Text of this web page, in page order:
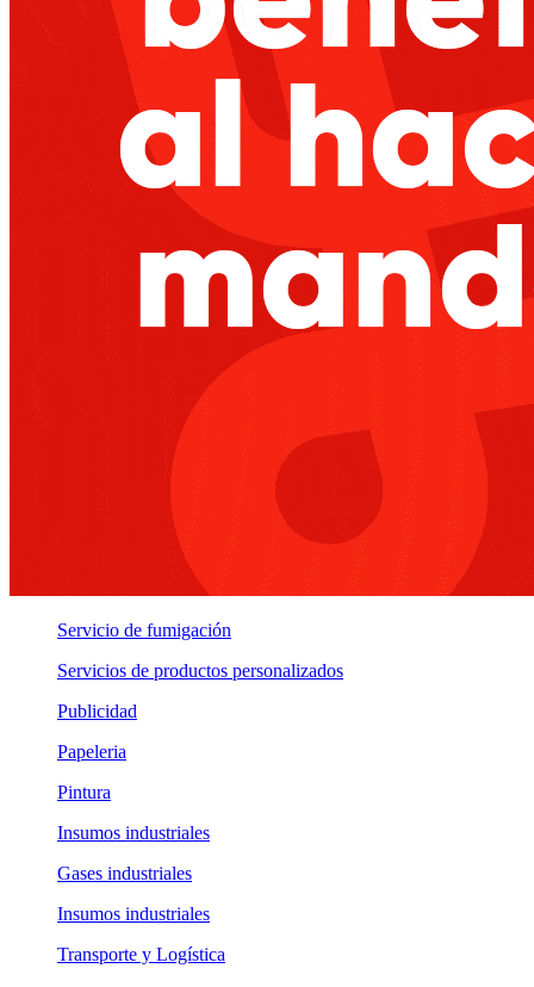
Servicio de fumigación
Servicios de productos personalizados
Publicidad
Papeleria
Pintura
Insumos industriales
Gases industriales
Insumos industriales
Transporte y Logística